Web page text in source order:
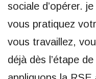
sociale d’opérer.
vous pratiquez
vous travaillez,
déjà dès l’étape